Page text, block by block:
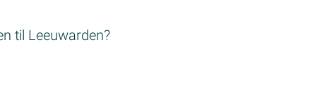
til Leeuwarden?